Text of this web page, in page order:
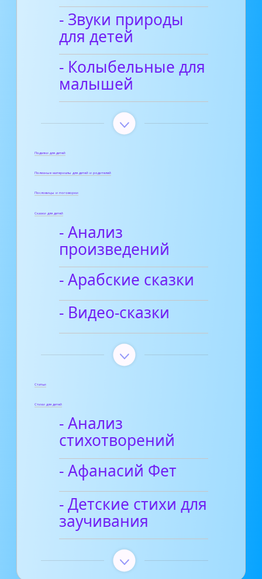
- Звуки природы
для детей
- Колыбельные для
малышей
Поделки для детей
Полезные материалы для детей и родителей
Пословицы и поговорки
Сказки для детей
- Анализ
произведений
- Арабские сказки
- Видео-сказки
Статьи
Стихи для детей
- Анализ
стихотворений
- Афанасий Фет
- Детские стихи для
заучивания